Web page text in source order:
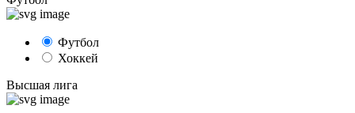
Футбол
Хоккей
Высшая лига